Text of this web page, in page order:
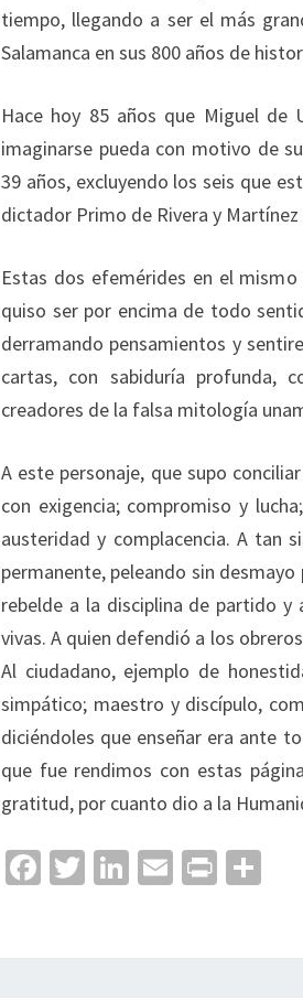
tiempo, llegando a ser el más
Salamanca en sus 800 años de
Hace hoy 85 años que Miguel de
imaginarse pueda con motivo de
39 años, excluyendo los seis que
dictador Primo de Rivera y
Estas dos efemérides en el
quiso ser por encima de todo
derramando pensamientos y
cartas, con sabiduría profunda,
creadores de la falsa mitología
A este personaje, que supo
con exigencia; compromiso y
austeridad y complacencia. A tan
permanente, peleando sin
rebelde a la disciplina de partido
vivas. A quien defendió a los
Al ciudadano, ejemplo de
simpático; maestro y discípulo,
diciéndoles que enseñar era ante
que fue rendimos con estas
gratitud, por cuanto dio a la
Fa T
Li
E
Pr